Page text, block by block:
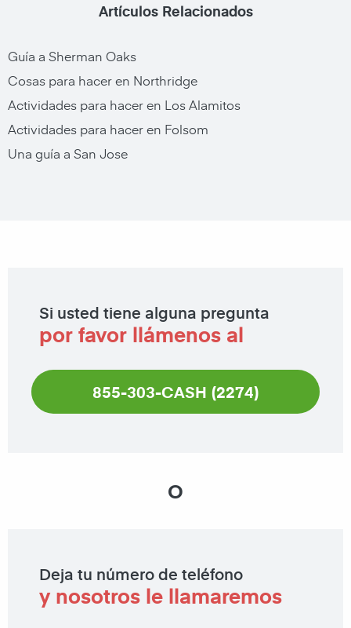
Artículos Relacionados
Guía a Sherman Oaks
Cosas para hacer en Northridge
Actividades para hacer en Los Alamitos
Actividades para hacer en Folsom
Una guía a San Jose
Si usted tiene alguna pregunta
por favor llámenos al
855-303-CASH (2274)
O
Deja tu número de teléfono
y nosotros le llamaremos